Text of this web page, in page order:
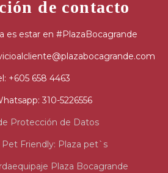
de contacto
es estar en #PlazaBocagrande
+605 658 4463
310-5226556
Protección de Datos
Pet Friendly: Plaza pet`s
Plaza Bocagrande